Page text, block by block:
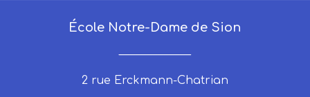
École Notre-Dame de Sion
2 rue Erckmann-Chatrian